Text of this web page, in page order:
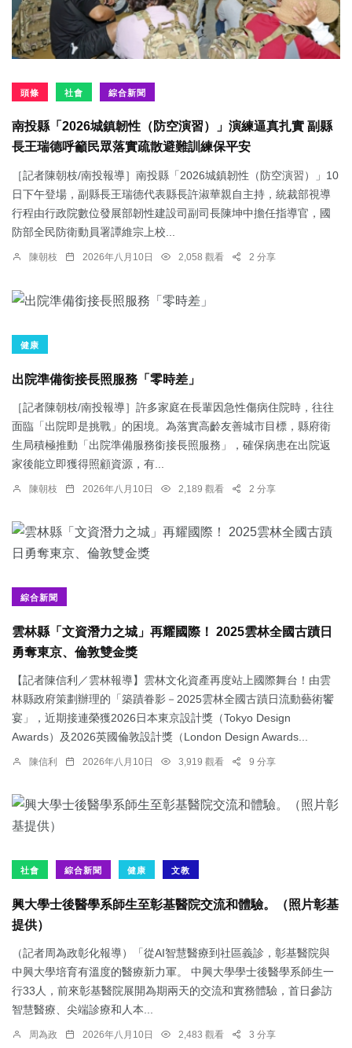
頭條 社會 綜合新聞
南投縣「2026城鎮韌性（防空演習）」演練逼真扎實 副縣
長王瑞德呼籲民眾落實疏散避難訓練保平安
［記者陳朝枝/南投報導］南投縣「2026城鎮韌性（防空演習）」10
日下午登場，副縣長王瑞德代表縣長許淑華親自主持，統裁部視導
行程由行政院數位發展部韌性建設司副司長陳坤中擔任指導官，國
防部全民防衛動員署譚維宗上校...
陳朝枝 2026年八月10日 2,058 觀看 2 分享
健康
出院準備銜接長照服務「零時差」
［記者陳朝枝/南投報導］許多家庭在長輩因急性傷病住院時，往往
面臨「出院即是挑戰」的困境。為落實高齡友善城市目標，縣府衛
生局積極推動「出院準備服務銜接長照服務」，確保病患在出院返
家後能立即獲得照顧資源，有...
陳朝枝 2026年八月10日 2,189 觀看 2 分享
綜合新聞
雲林縣「文資潛力之城」再耀國際！ 2025雲林全國古蹟日
勇奪東京、倫敦雙金獎
【記者陳信利／雲林報導】雲林文化資產再度站上國際舞台！由雲
林縣政府策劃辦理的「築蹟眷影－2025雲林全國古蹟日流動藝術饗
宴」，近期接連榮獲2026日本東京設計獎（Tokyo Design
Awards）及2026英國倫敦設計獎（London Design Awards...
陳信利 2026年八月10日 3,919 觀看 9 分享
社會 綜合新聞 健康 文教
興大學士後醫學系師生至彰基醫院交流和體驗。（照片彰基
提供）
（記者周為政彰化報導）「從AI智慧醫療到社區義診，彰基醫院與
中興大學培育有溫度的醫療新力軍。 中興大學學士後醫學系師生一
行33人，前來彰基醫院展開為期兩天的交流和實務體驗，首日參訪
智慧醫療、尖端診療和人本...
周為政 2026年八月10日 2,483 觀看 3 分享